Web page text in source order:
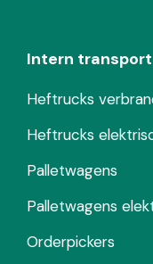
Intern transport
Heftrucks
Heftrucks
Palletwagens
Palletwagens
Orderpickers